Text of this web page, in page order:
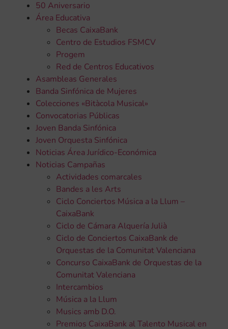
50 Aniversario
Área Educativa
Becas CaixaBank
Centro de Estudios FSMCV
Progem
Red de Centros Educativos
Asambleas Generales
Banda Sinfónica de Mujeres
Colecciones «Bitàcola Musical»
Convocatorias Públicas
Joven Banda Sinfónica
Joven Orquesta Sinfónica
Noticias Área Jurídico-Económica
Noticias Campañas
Actividades comarcales
Bandes a les Arts
Ciclo Conciertos Música a la Llum –
CaixaBank
Ciclo de Cámara Alquería Julià
Ciclo de Conciertos CaixaBank de
Orquestas de la Comunitat Valenciana
Concurso CaixaBank de Orquestas de la
Comunitat Valenciana
Intercambios
Música a la Llum
Musics amb D.O.
Premios CaixaBank al Talento Musical en